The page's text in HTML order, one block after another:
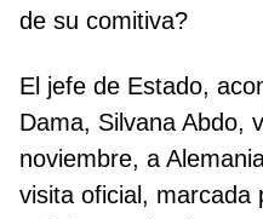
de su comitiva?
El jefe de Estado,
Dama, Silvana Abdo,
noviembre, a
visita oficial, marcada